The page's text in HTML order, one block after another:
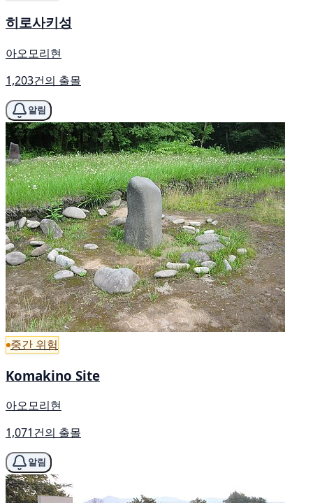
히로사키성
아오모리현
1,203건의 출몰
알림
중간 위험
Komakino Site
아오모리현
1,071건의 출몰
알림